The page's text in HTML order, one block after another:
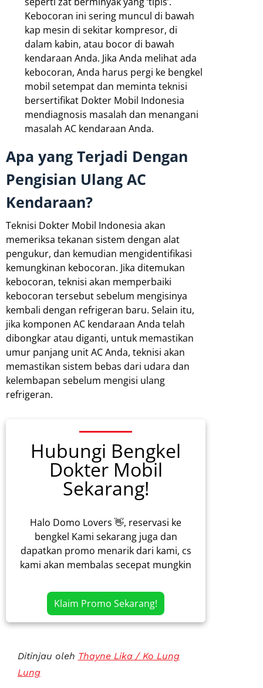
Kebocoran ini sering muncul di bawah
kap mesin di sekitar kompresor, di
dalam kabin, atau bocor di bawah
kendaraan Anda. Jika Anda melihat ada
kebocoran, Anda harus pergi ke bengkel
mobil setempat dan meminta teknisi
bersertifikat Dokter Mobil Indonesia
mendiagnosis masalah dan menangani
masalah AC kendaraan Anda.
Apa yang Terjadi Dengan
Pengisian Ulang AC
Kendaraan?
Teknisi Dokter Mobil Indonesia akan
memeriksa tekanan sistem dengan alat
pengukur, dan kemudian mengidentifikasi
kemungkinan kebocoran. Jika ditemukan
kebocoran, teknisi akan memperbaiki
kebocoran tersebut sebelum mengisinya
kembali dengan refrigeran baru. Selain itu,
jika komponen AC kendaraan Anda telah
dibongkar atau diganti, untuk memastikan
umur panjang unit AC Anda, teknisi akan
memastikan sistem bebas dari udara dan
kelembapan sebelum mengisi ulang
refrigeran.
Hubungi Bengkel
Dokter Mobil
Sekarang!
Halo Domo Lovers 👋, reservasi ke
bengkel Kami sekarang juga dan
dapatkan promo menarik dari kami, cs
kami akan membalas secepat mungkin
Klaim Promo Sekarang!
Ditinjau oleh Thayne Lika / Ko Lung
Lung